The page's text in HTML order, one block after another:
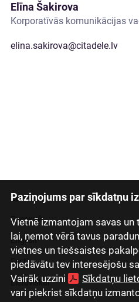
Paziņojums par sīkdatņu
Vietnē izmantojam savas
lai, ņemot vērā tavus
vietnes un tiešsaistes
piedāvātu tev interesējošu
Vairāk uzzini
Sīkdatņu
vari piekrist sīkdatņu
Elīna Šakirova
Korporatīvās komunikācijas
elina.sakirova@citadele.lv
Latviski
Русский
English
Eesti
Lietuviškai